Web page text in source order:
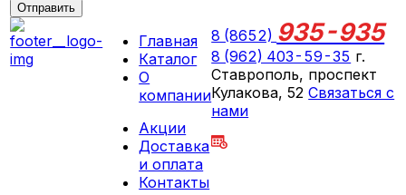
Отправить
Главная
Каталог
О
компании
Акции
Доставка
и оплата
Контакты
8 (8652) 935-935
8 (962) 403-59-35 г.
Ставрополь, проспект
Кулакова, 52Связаться с
нами